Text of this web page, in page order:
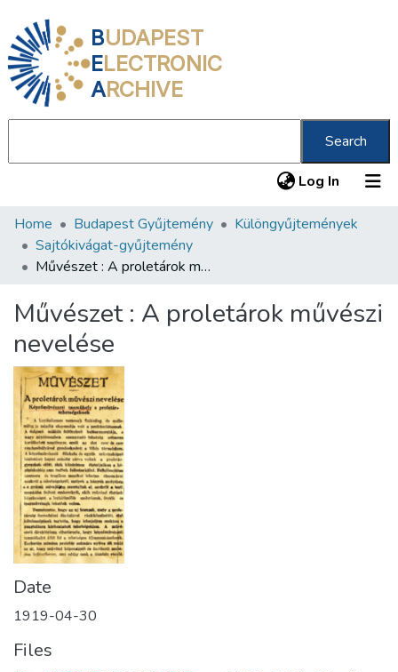
BUDAPEST
ELECTRONIC
ARCHIVE
Search
Log In (current)
Communities & Collections
All of DSpace
About us
Home Budapest Gyűjtemény
Különgyűjtemények
Sajtókivágat-gyűjtemény
Művészet : A proletárok művészi nevelése
Művészet : A proletárok művészi
nevelése
Date
1919-04-30
Files